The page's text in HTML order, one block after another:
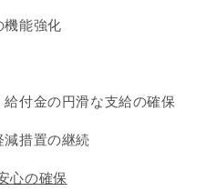
機能強化
付金の円滑な支給の確保
措置の継続
心の確保